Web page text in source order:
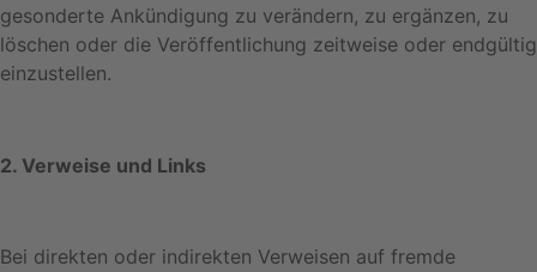
gesonderte Ankündigung zu verändern, zu ergänzen, zu
löschen oder die Veröffentlichung zeitweise oder endgültig
einzustellen.
2. Verweise und Links
Bei direkten oder indirekten Verweisen auf fremde